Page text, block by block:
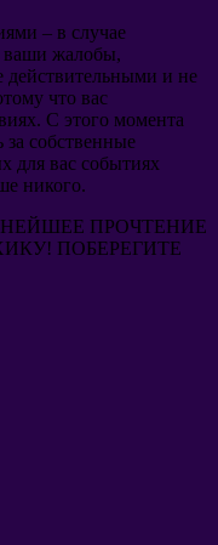
– в случае
жалобы,
действительными и не
что вас
. С этого момента
за собственные
для вас событиях
никого.
ПРОЧТЕНИЕ
! ПОБЕРЕГИТЕ